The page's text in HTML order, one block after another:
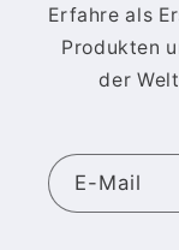
Erfahre als
Produkten
der
E-Mail